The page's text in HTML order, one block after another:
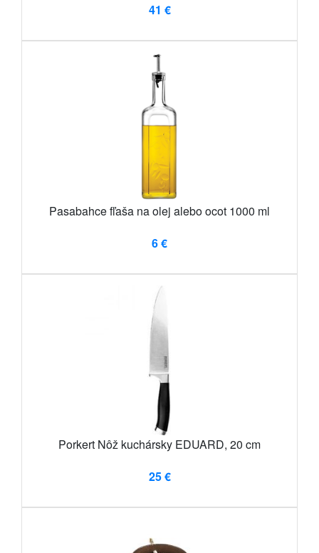
41 €
Pasabahce fľaša na olej alebo ocot 1000 ml
6 €
Porkert Nôž kuchársky EDUARD, 20 cm
25 €